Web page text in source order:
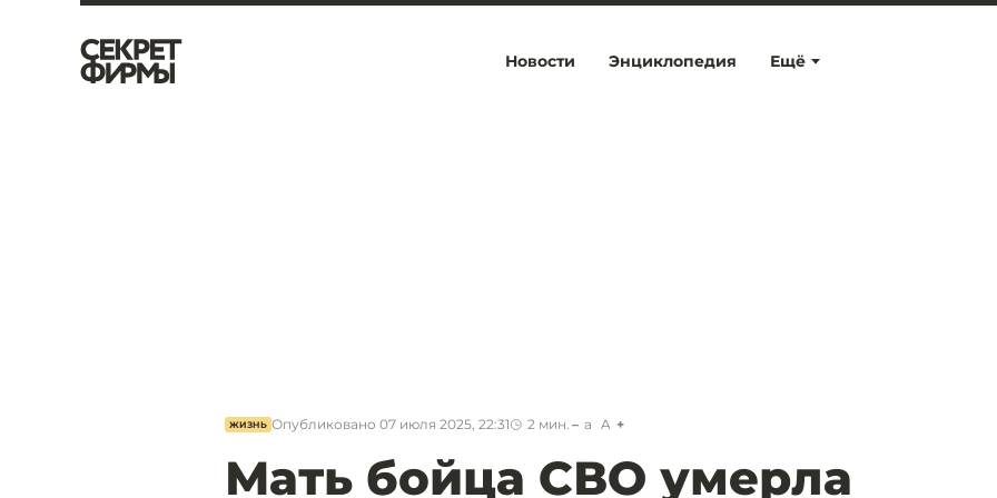
Ещё
Новости Энциклопедия
ЖИЗНЬ Опубликовано 07 июля 2025, 22:31 2 мин. a A
Мать бойца СВО умерла